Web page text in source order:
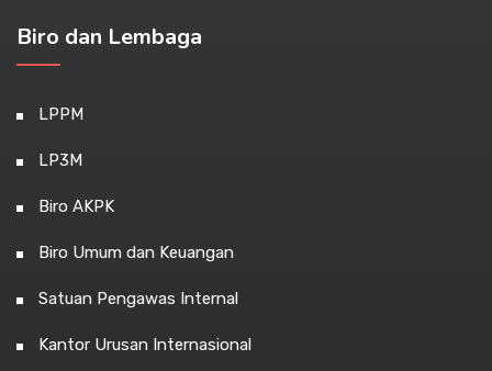
Biro dan Lembaga
LPPM
LP3M
Biro AKPK
Biro Umum dan Keuangan
Satuan Pengawas Internal
Kantor Urusan Internasional